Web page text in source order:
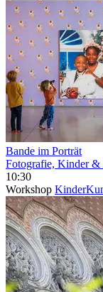
Bande im Porträt
Fotografie, Kinder &
10:30
Workshop